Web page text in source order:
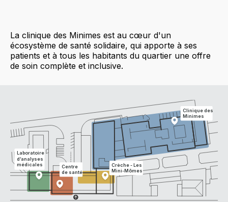
La clinique des Minimes est au cœur d'un
écosystème de santé solidaire, qui apporte à ses
patients et à tous les habitants du quartier une offre
de soin complète et inclusive.
Laboratoire
d’analyses
médicales
Centre
de santé
Crèche - Les
Mini-Mômes
Clinique des
Minimes